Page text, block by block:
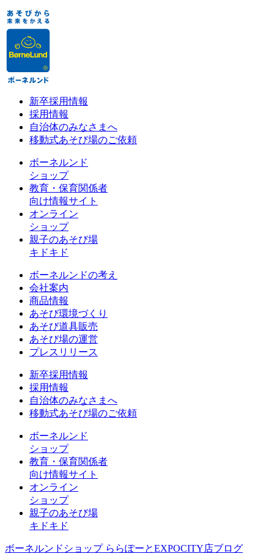
新卒採用情報
採用情報
自治体のみなさまへ
移動式あそび場のご依頼
ボーネルンド
ショップ
教育・保育関係者
向け情報サイト
オンライン
ショップ
親子のあそび場
キドキド
ボーネルンドの考え
会社案内
商品情報
あそび環境づくり
あそび道具販売
あそび場の運営
プレスリリース
新卒採用情報
採用情報
自治体のみなさまへ
移動式あそび場のご依頼
ボーネルンド
ショップ
教育・保育関係者
向け情報サイト
オンライン
ショップ
親子のあそび場
キドキド
ボーネルンドショップ ららぽーとEXPOCITY店ブログ